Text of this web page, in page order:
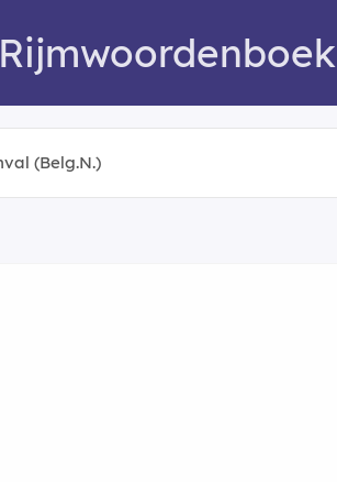
Rijmwoordenboek